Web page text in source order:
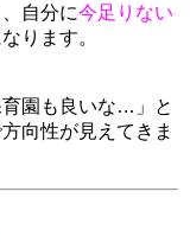
自分に今足りない
ります。
園も良いな…」と
向性が見えてきま